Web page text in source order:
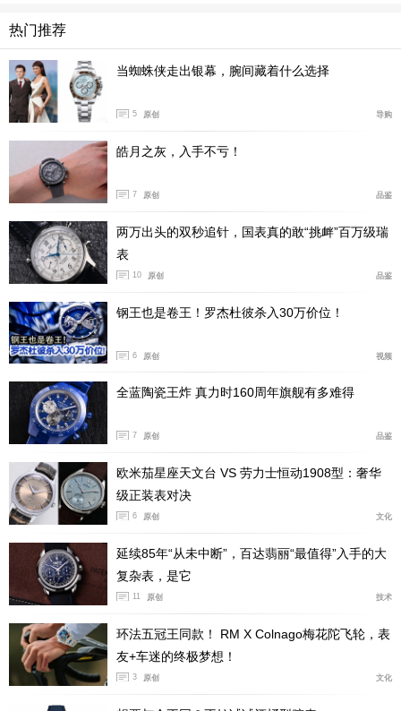
DEFY巅峰系列Extreme 腕表青金石款第二代搭载El Prim
ero 9004型机芯，可精准测量至1/100秒
腕表内部搭载El Primero 9004型机芯，配备两组相互独立
的擒纵系统：一组以5赫兹（36,000次/小时）振频运行，
负责基础走时；另一组则以50赫兹（360,000次/小时）振
频运行，专用于计时功能。此双擒纵系统令机芯得以精准
测量至1/100秒，在为时间模块提供50小时动力储存的同
时，亦为计时功能提供50分钟动力储存。透过蓝宝石水晶
表背，经过缎面打磨处理的标志性星形摆陀跃然眼前。
DEFY巅峰系列Extreme腕表青金石款第二代配备表带快
拆系统，不同风格自如切换
DEFY巅峰系列Extreme 腕表青金石款第二代配备一条黑
色橡胶表带，搭配折叠式表扣，随附一条黑色魔术贴表
带。两条表带均可通过与表背融为一体的DEFY巅峰系列
Extreme腕表表带快拆系统轻松更换。
热门推荐
当蜘蛛侠走出银幕，腕间藏着什么选择
5 原创 导购
皓月之灰，入手不亏！
7 原创 品鉴
两万出头的双秒追针，国表真的敢“挑衅”百万级瑞
表
10 原创 品鉴
钢王也是卷王！罗杰杜彼杀入30万价位！
6 原创 视频
全蓝陶瓷王炸 真力时160周年旗舰有多难得
7 原创 品鉴
欧米茄星座天文台 VS 劳力士恒动1908型：奢华
级正装表对决
6 原创 文化
延续85年“从未中断”，百达翡丽“最值得”入手的大
复杂表，是它
11 原创 技术
环法五冠王同款！ RM X Colnago梅花陀飞轮，表
友+车迷的终极梦想！
3 原创 文化